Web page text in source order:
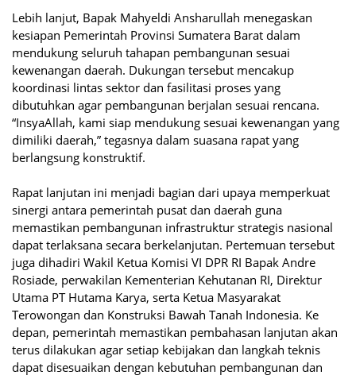
Lebih lanjut, Bapak Mahyeldi Ansharullah menegaskan
kesiapan Pemerintah Provinsi Sumatera Barat dalam
mendukung seluruh tahapan pembangunan sesuai
kewenangan daerah. Dukungan tersebut mencakup
koordinasi lintas sektor dan fasilitasi proses yang
dibutuhkan agar pembangunan berjalan sesuai rencana.
“InsyaAllah, kami siap mendukung sesuai kewenangan yang
dimiliki daerah,” tegasnya dalam suasana rapat yang
berlangsung konstruktif.
Rapat lanjutan ini menjadi bagian dari upaya memperkuat
sinergi antara pemerintah pusat dan daerah guna
memastikan pembangunan infrastruktur strategis nasional
dapat terlaksana secara berkelanjutan. Pertemuan tersebut
juga dihadiri Wakil Ketua Komisi VI DPR RI Bapak Andre
Rosiade, perwakilan Kementerian Kehutanan RI, Direktur
Utama PT Hutama Karya, serta Ketua Masyarakat
Terowongan dan Konstruksi Bawah Tanah Indonesia. Ke
depan, pemerintah memastikan pembahasan lanjutan akan
terus dilakukan agar setiap kebijakan dan langkah teknis
dapat disesuaikan dengan kebutuhan pembangunan dan